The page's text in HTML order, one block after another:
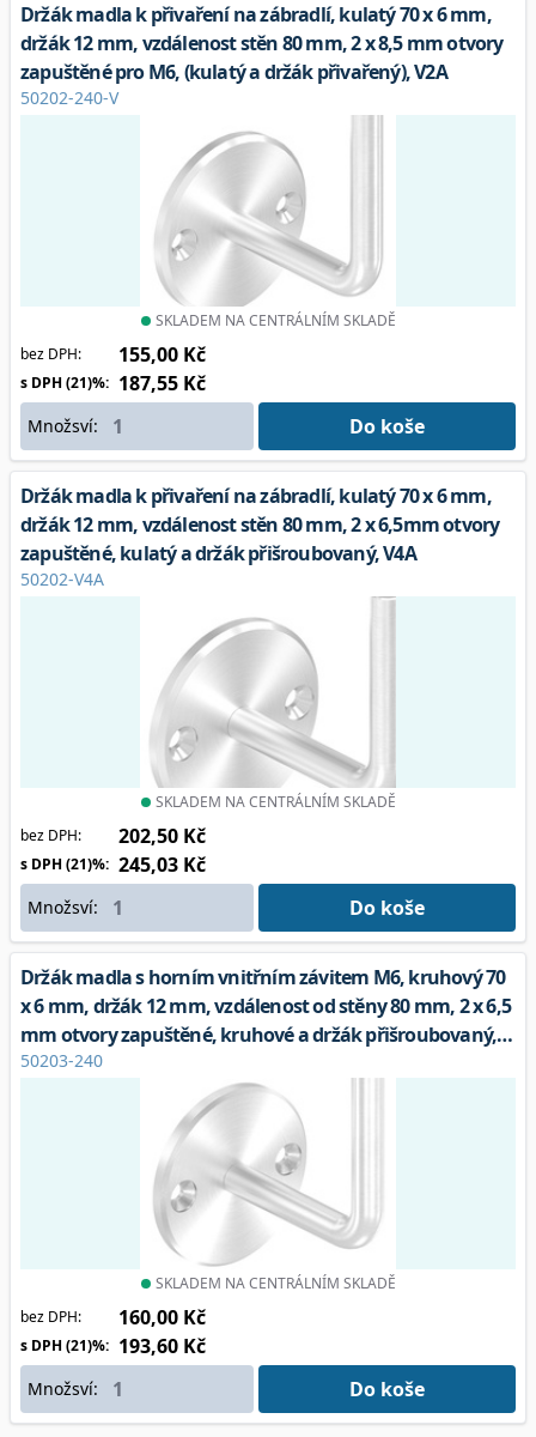
Držák madla k přivaření na zábradlí, kulatý 70 x 6 mm,
držák 12 mm, vzdálenost stěn 80 mm, 2 x 8,5 mm otvory
zapuštěné pro M6, (kulatý a držák přivařený), V2A
50202-240-V
SKLADEM NA CENTRÁLNÍM SKLADĚ
bez DPH:
155,00 Kč
s DPH (21)%: 187,55 Kč
Množsví: Do koše
Držák madla k přivaření na zábradlí, kulatý 70 x 6 mm,
držák 12 mm, vzdálenost stěn 80 mm, 2 x 6,5mm otvory
zapuštěné, kulatý a držák přišroubovaný, V4A
50202-V4A
SKLADEM NA CENTRÁLNÍM SKLADĚ
bez DPH:
202,50 Kč
s DPH (21)%: 245,03 Kč
Množsví: Do koše
Držák madla s horním vnitřním závitem M6, kruhový 70
x 6 mm, držák 12 mm, vzdálenost od stěny 80 mm, 2 x 6,5
mm otvory zapuštěné, kruhové a držák přišroubovaný,
V2A
50203-240
SKLADEM NA CENTRÁLNÍM SKLADĚ
bez DPH:
160,00 Kč
s DPH (21)%: 193,60 Kč
Množsví: Do koše